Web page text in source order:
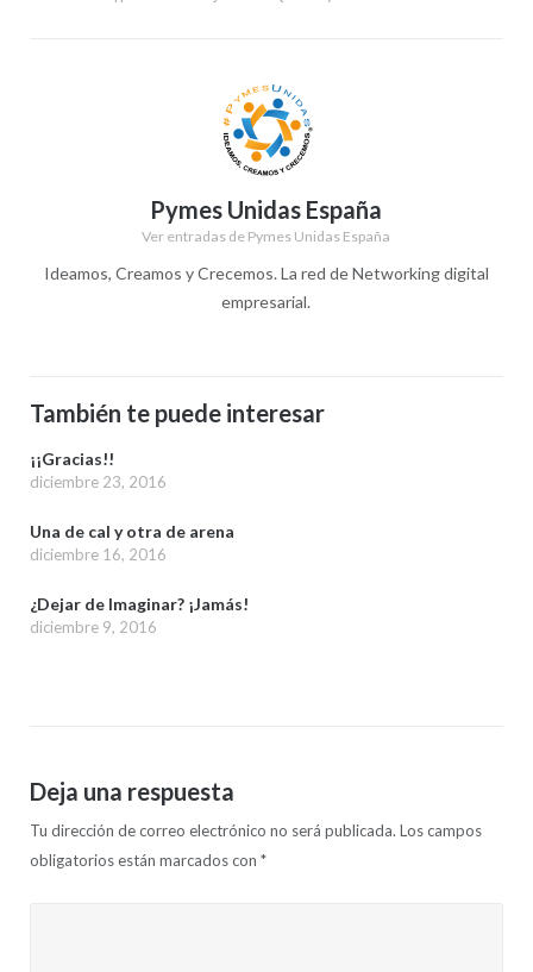
Pymes Unidas España
Ver entradas de Pymes Unidas España
Ideamos, Creamos y Crecemos. La red de Networking digital
empresarial.
También te puede interesar
¡¡Gracias!!
diciembre 23, 2016
Una de cal y otra de arena
diciembre 16, 2016
¿Dejar de Imaginar? ¡Jamás!
diciembre 9, 2016
Deja una respuesta
Tu dirección de correo electrónico no será publicada. Los campos
obligatorios están marcados con *